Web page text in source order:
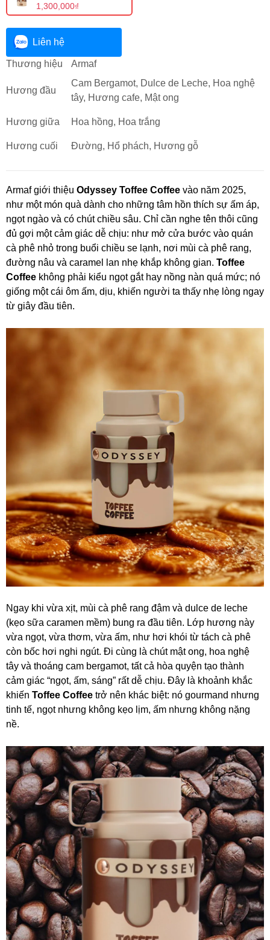
1,300,000₫
Liên hệ
Thương hiệu Armaf
Hương đầu
Cam Bergamot, Dulce de Leche, Hoa nghệ
tây, Hương cafe, Mật ong
Hương giữa Hoa hồng, Hoa trắng
Hương cuối Đường, Hổ phách, Hương gỗ
Armaf giới thiệu Odyssey Toffee Coffee vào năm 2025,
như một món quà dành cho những tâm hồn thích sự ấm áp,
ngọt ngào và có chút chiều sâu. Chỉ cần nghe tên thôi cũng
đủ gợi một cảm giác dễ chịu: như mở cửa bước vào quán
cà phê nhỏ trong buổi chiều se lạnh, nơi mùi cà phê rang,
đường nâu và caramel lan nhẹ khắp không gian. Toffee
Coffee không phải kiểu ngọt gắt hay nồng nàn quá mức; nó
giống một cái ôm ấm, dịu, khiến người ta thấy nhẹ lòng ngay
từ giây đầu tiên.
Ngay khi vừa xịt, mùi cà phê rang đậm và dulce de leche
(kẹo sữa caramen mềm) bung ra đầu tiên. Lớp hương này
vừa ngọt, vừa thơm, vừa ấm, như hơi khói từ tách cà phê
còn bốc hơi nghi ngút. Đi cùng là chút mật ong, hoa nghệ
tây và thoáng cam bergamot, tất cả hòa quyện tạo thành
cảm giác “ngọt, ấm, sáng” rất dễ chịu. Đây là khoảnh khắc
khiến Toffee Coffee trở nên khác biệt: nó gourmand nhưng
tinh tế, ngọt nhưng không kẹo lịm, ấm nhưng không nặng
nề.